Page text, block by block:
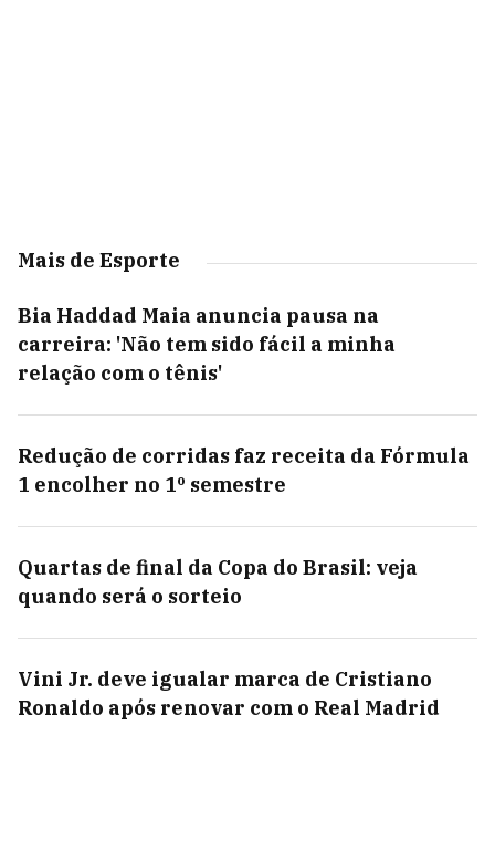
Mais de Esporte
Bia Haddad Maia anuncia pausa na
carreira: 'Não tem sido fácil a minha
relação com o tênis'
Redução de corridas faz receita da Fórmula
1 encolher no 1º semestre
Quartas de final da Copa do Brasil: veja
quando será o sorteio
Vini Jr. deve igualar marca de Cristiano
Ronaldo após renovar com o Real Madrid